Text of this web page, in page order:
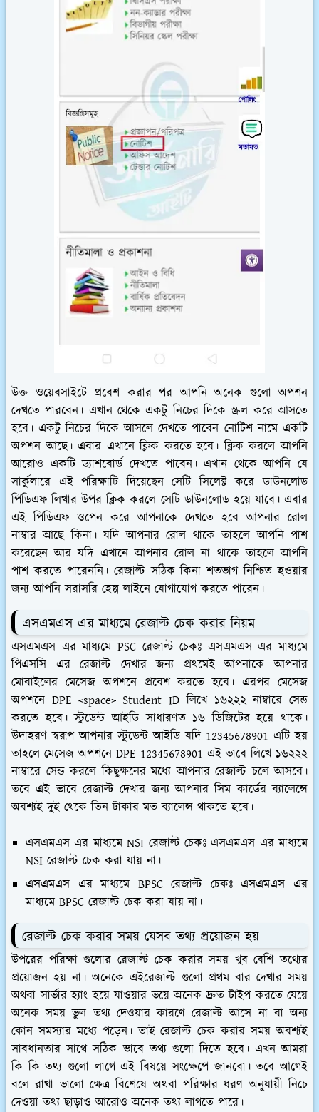
উক্ত ওয়েবসাইটে প্রবেশ করার পর আপনি অনেক গুলো অপশন
দেখতে পারবেন। এখান থেকে একটু নিচের দিকে স্ক্রল করে আসতে
হবে। একটু নিচের দিকে আসলে দেখতে পাবেন নোটিশ নামে একটি
অপশন আছে। এবার এখানে ক্লিক করতে হবে। ক্লিক করলে আপনি
আরোও একটি ড্যাশবোর্ড দেখতে পাবেন। এখান থেকে আপনি যে
সার্কুলারে এই পরিক্ষাটি দিয়েছেন সেটি সিলেক্ট করে ডাউনলোড
পিডিএফ লিখার উপর ক্লিক করলে সেটি ডাউনলোড হয়ে যাবে। এবার
এই পিডিএফ ওপেন করে আপনাকে দেখতে হবে আপনার রোল
নাম্বার আছে কিনা। যদি আপনার রোল থাকে তাহলে আপনি পাশ
করেছেন আর যদি এখানে আপনার রোল না থাকে তাহলে আপনি
পাশ করতে পারেননি। রেজাল্ট সঠিক কিনা শতভাগ নিশ্চিত হওয়ার
জন্য আপনি সরাসরি হেল্প লাইনে যোগাযোগ করতে পারেন।
এসএমএস এর মাধ্যমে রেজাল্ট চেক করার নিয়ম
এসএমএস এর মাধ্যমে PSC রেজাল্ট চেকঃ এসএমএস এর মাধ্যমে
পিএসসি এর রেজাল্ট দেখার জন্য প্রথমেই আপনাকে আপনার
মোবাইলের মেসেজ অপশনে প্রবেশ করতে হবে। এরপর মেসেজ
অপশনে DPE <space> Student ID লিখে ১৬২২২ নাম্বারে সেন্ড
করতে হবে। স্টুডেন্ট আইডি সাধারণত ১৬ ডিজিটের হয়ে থাকে।
উদাহরণ স্বরূপ আপনার স্টুডেন্ট আইডি যদি 12345678901 এটি হয়
তাহলে মেসেজ অপশনে DPE 12345678901 এই ভাবে লিখে ১৬২২২
নাম্বারে সেন্ড করলে কিছুক্ষনের মধ্যে আপনার রেজাল্ট চলে আসবে।
তবে এই ভাবে রেজাল্ট দেখার জন্য আপনার সিম কার্ডের ব্যালেন্সে
অবশ্যই দুই থেকে তিন টাকার মত ব্যালেন্স থাকতে হবে।
এসএমএস এর মাধ্যমে NSI রেজাল্ট চেকঃ এসএমএস এর মাধ্যমে
NSI রেজাল্ট চেক করা যায় না।
এসএমএস এর মাধ্যমে BPSC রেজাল্ট চেকঃ এসএমএস এর
মাধ্যমে BPSC রেজাল্ট চেক করা যায় না।
রেজাল্ট চেক করার সময় যেসব তথ্য প্রয়োজন হয়
উপরের পরিক্ষা গুলোর রেজাল্ট চেক করার সময় খুব বেশি তথ্যের
প্রয়োজন হয় না। অনেকে এইরেজাল্ট গুলো প্রথম বার দেখার সময়
অথবা সার্ভার হ্যাং হয়ে যাওয়ার ভয়ে অনেক দ্রুত টাইপ করতে যেয়ে
অনেক সময় ভুল তথ্য দেওয়ার কারণে রেজাল্ট আসে না বা অন্য
কোন সমস্যার মধ্যে পড়েন। তাই রেজাল্ট চেক করার সময় অবশ্যই
সাবধানতার সাথে সঠিক ভাবে তথ্য গুলো দিতে হবে। এখন আমরা
কি কি তথ্য গুলো লাগে এই বিষয়ে সংক্ষেপে জানবো। তবে আগেই
বলে রাখা ভালো ক্ষেত্র বিশেষে অথবা পরিক্ষার ধরণ অনুযায়ী নিচে
দেওয়া তথ্য ছাড়াও আরোও অনেক তথ্য লাগতে পারে।